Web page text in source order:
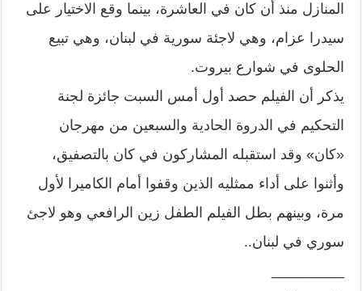
المنازل منذ أن كان في العاشرة، بينما وقع الاختيار على
سيدرا عزام، وهي لاجئة سورية في لبنان، وهي تبيع
الحلوى في شوارع بيروت.
يذكر أن الفيلم حصد أول أمس السبت جائزة لجنة
التحكيم في الدروة الحادية والسبعين من مهرجان
«كان» وقد استقبله المشاركون في كان بالتصفيق،
وأثنوا على أداء ممثليه الذين وقفوا أمام الكاميرا لأول
مرة، وبينهم بطل الفيلم الطفل زين الرافعي وهو لاجئ
سوري في لبنان..